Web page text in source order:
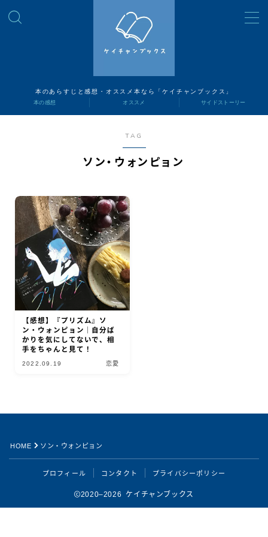
本のあらすじと感想・オススメ本なら「ケイチャンブックス」
本の感想
本の感想 オススメ サイドストーリー
TAG
ソン・ウォンピョン
【感想】『プリズム』ソ
ン・ウォンピョン｜自分ば
かりを気にしてないで、相
手をちゃんと見て！
2022.09.19 恋愛
HOME ソン・ウォンピョン
プロフィール コンタクト プライバシーポリシー
2020–2026 ケイチャンブックス